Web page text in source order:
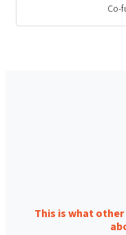
Co-
This is what